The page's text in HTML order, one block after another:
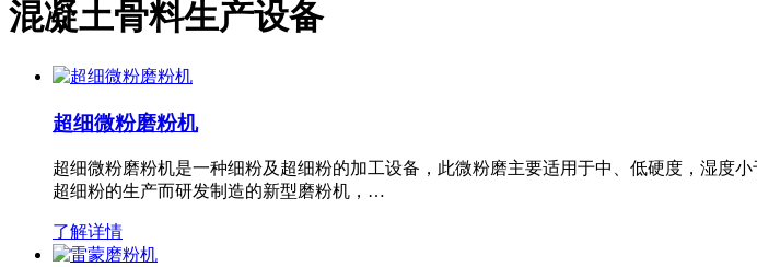
混凝土骨料生产设备
超细微粉磨粉机
超细微粉磨粉机是一种细粉及超细粉的加工设备，此微粉磨主要适用于中、低硬度，湿度
超细粉的生产而研发制造的新型磨粉机，…
了解详情